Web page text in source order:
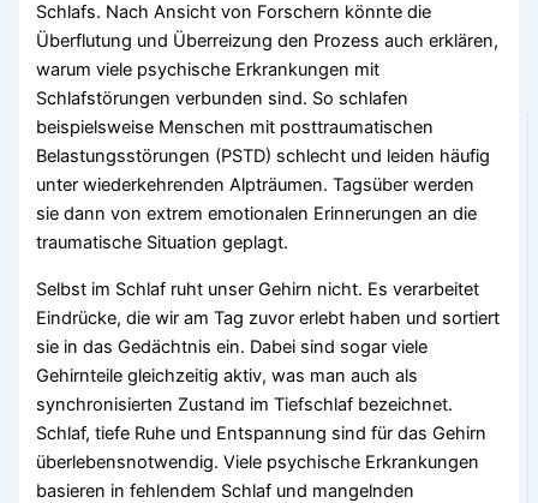
Schlafs. Nach Ansicht von Forschern könnte die
Überflutung und Überreizung den Prozess auch erklären,
warum viele psychische Erkrankungen mit
Schlafstörungen verbunden sind. So schlafen
beispielsweise Menschen mit posttraumatischen
Belastungsstörungen (PSTD) schlecht und leiden häufig
unter wiederkehrenden Alpträumen. Tagsüber werden
sie dann von extrem emotionalen Erinnerungen an die
traumatische Situation geplagt.
Selbst im Schlaf ruht unser Gehirn nicht. Es verarbeitet
Eindrücke, die wir am Tag zuvor erlebt haben und sortiert
sie in das Gedächtnis ein. Dabei sind sogar viele
Gehirnteile gleichzeitig aktiv, was man auch als
synchronisierten Zustand im Tiefschlaf bezeichnet.
Schlaf, tiefe Ruhe und Entspannung sind für das Gehirn
überlebensnotwendig. Viele psychische Erkrankungen
basieren in fehlendem Schlaf und mangelnden